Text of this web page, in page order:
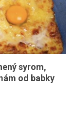
syrom,
od babky